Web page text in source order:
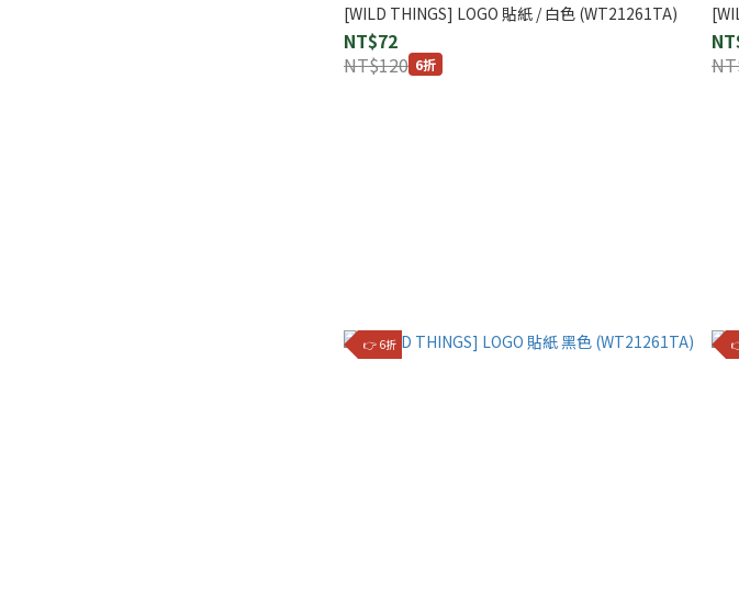
[WILD THINGS] LOGO 貼紙 / 白色 (WT21261TA)
NT$72
NT$120 6折
👉 6折